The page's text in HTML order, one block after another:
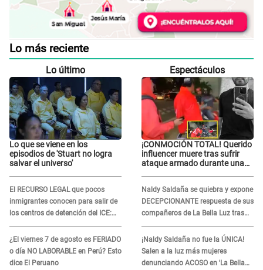
Lo más reciente
Lo último
Lo que se viene en los
episodios de 'Stuart no logra
salvar el universo'
El RECURSO LEGAL que pocos
inmigrantes conocen para salir de
los centros de detención del ICE:
Trump quiere ELIMINARLO
¿El viernes 7 de agosto es FERIADO
o día NO LABORABLE en Perú? Esto
dice El Peruano
Espectáculos
¡CONMOCIÓN TOTAL! Querido
influencer muere tras sufrir
ataque armado durante una
Naldy Saldaña se quiebra y expone
DECEPCIONANTE respuesta de sus
compañeros de La Bella Luz tras
sufrir agresión: "Sabían lo que
pasaba"
¡Naldy Saldaña no fue la ÚNICA!
Salen a la luz más mujeres
denunciando ACOSO en 'La Bella